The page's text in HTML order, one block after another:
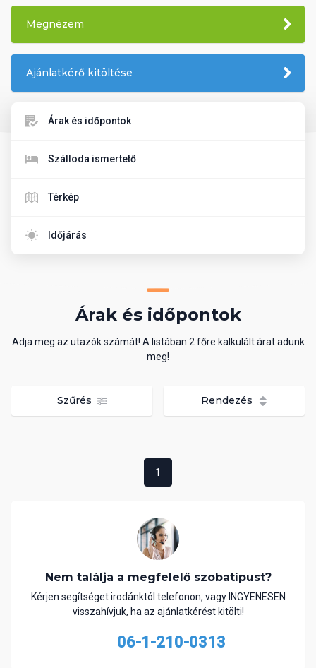
Megnézem
Ajánlatkérő kitöltése
Árak és időpontok
Szálloda ismertető
Térkép
Időjárás
Árak és időpontok
Adja meg az utazók számát! A listában 2 főre kalkulált árat adunk
meg!
Szűrés Rendezés
1
Nem találja a megfelelő szobatípust?
Kérjen segítséget irodánktól telefonon, vagy INGYENESEN
visszahívjuk, ha az ajánlatkérést kitölti!
06-1-210-0313